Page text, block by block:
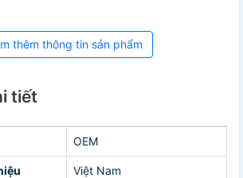
thêm thông tin sản phẩm
tiết
OEM
Việt Nam